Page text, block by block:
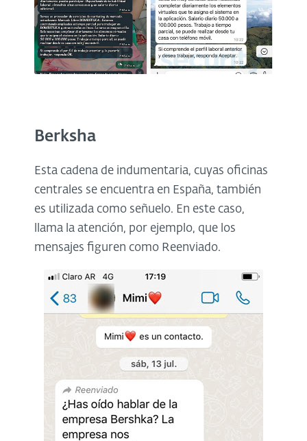
Berksha
Esta cadena de indumentaria, cuyas oficinas
centrales se encuentra en España, también
es utilizada como señuelo. En este caso,
llama la atención, por ejemplo, que los
mensajes figuren como Reenviado.